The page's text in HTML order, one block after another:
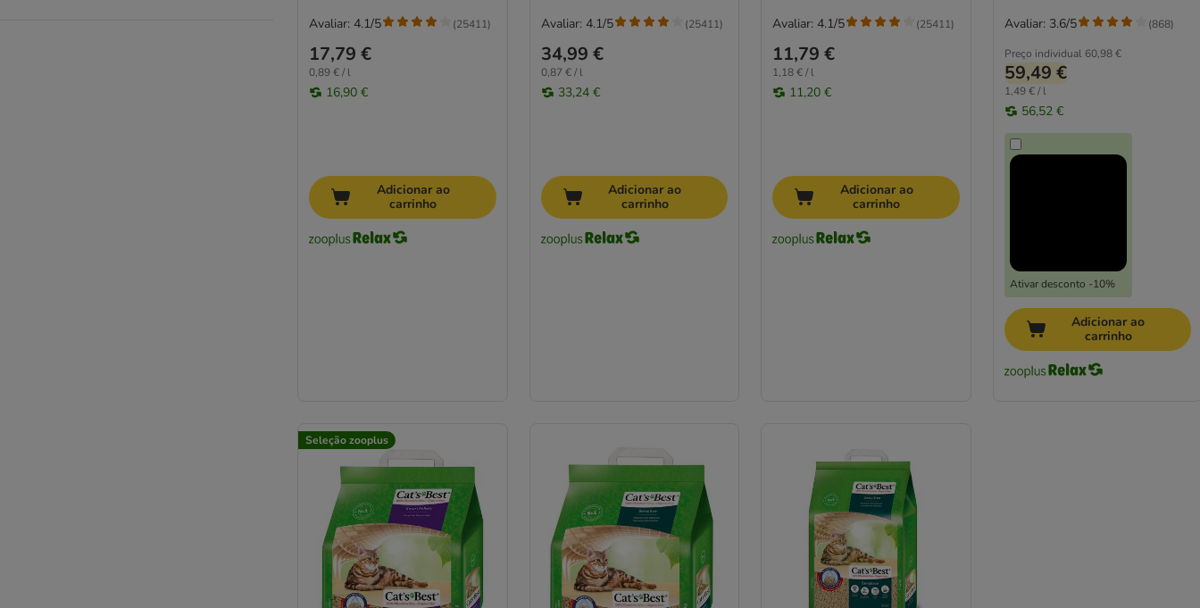
17,79 €
0,89 € / l
16,90 €
Avaliar: 4.1/5 (25411)
Adicionar ao
carrinho
34,99 €
0,87 € / l
33,24 €
Avaliar: 4.1/5 (25411)
Adicionar ao
carrinho
11,79 €
1,18 € / l
11,20 €
Avaliar: 4.1/5 (25411)
Adicionar ao
carrinho
Preço individual 60,98 €
59,49 €
1,49 € / l
56,52 €
Ativar desconto -10%
Avaliar: 3.6/5 (868)
Adicionar ao
carrinho
Seleção zooplus